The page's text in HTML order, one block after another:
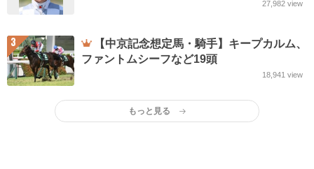
27,982 view
3
【中京記念想定馬・騎手】キープカルム、
ファントムシーフなど19頭
18,941 view
もっと見る